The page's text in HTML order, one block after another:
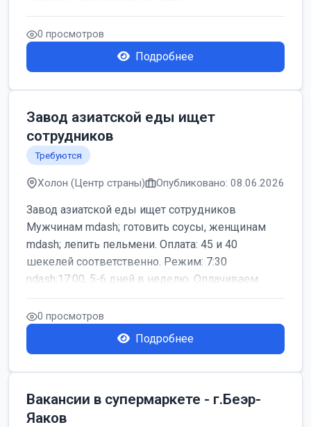
0 просмотров
Подробнее
Завод азиатской еды ищет
сотрудников
Требуются
Холон (Центр страны) Опубликовано: 08.06.2026
Завод азиатской еды ищет сотрудников
Мужчинам mdash; готовить соусы, женщинам
mdash; лепить пельмени. Оплата: 45 и 40
шекелей соответственно. Режим: 7:30
ndash;17:00, 5-6 дней в неделю. Оплачиваем
дор...
0 просмотров
Подробнее
Вакансии в супермаркете - г.Беэр-
Яаков